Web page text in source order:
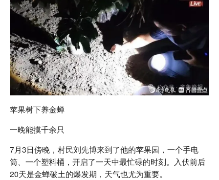
苹果树下养金蝉
一晚能摸千余只
7月3日傍晚，村民刘先博来到了他的苹果园，一个手电
筒、一个塑料桶，开启了一天中最忙碌的时刻。入伏前后
20天是金蝉破土的爆发期，天气也尤为重要。